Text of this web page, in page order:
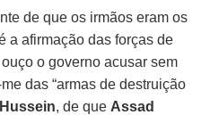
de que os irmãos eram os
a afirmação das forças de
o governo acusar sem
das “armas de destruição
, de que Assad